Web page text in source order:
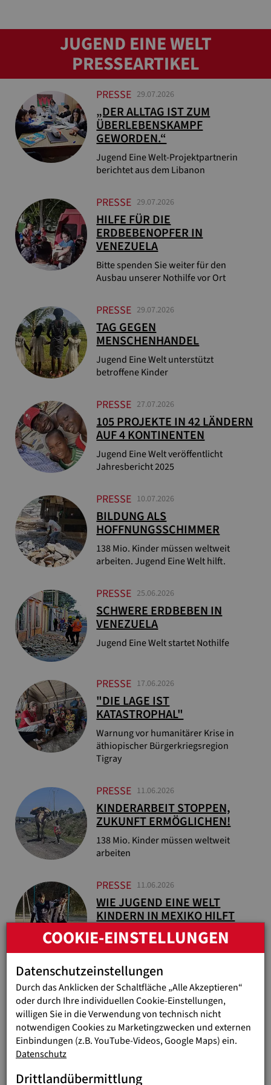
JUGEND EINE WELT
PRESSEARTIKEL
PRESSE 29.07.2026
„DER ALLTAG IST ZUM
ÜBERLEBENSKAMPF
GEWORDEN.“
Jugend Eine Welt-Projektpartnerin
berichtet aus dem Libanon
PRESSE 29.07.2026
HILFE FÜR DIE
ERDBEBENOPFER IN
VENEZUELA
Bitte spenden Sie weiter für den
Ausbau unserer Nothilfe vor Ort
PRESSE 29.07.2026
TAG GEGEN
MENSCHENHANDEL
Jugend Eine Welt unterstützt
betroffene Kinder
PRESSE 27.07.2026
105 PROJEKTE IN 42 LÄNDERN
AUF 4 KONTINENTEN
Jugend Eine Welt veröffentlicht
Jahresbericht 2025
PRESSE 10.07.2026
BILDUNG ALS
HOFFNUNGSSCHIMMER
138 Mio. Kinder müssen weltweit
arbeiten. Jugend Eine Welt hilft.
PRESSE 25.06.2026
SCHWERE ERDBEBEN IN
VENEZUELA
Jugend Eine Welt startet Nothilfe
PRESSE 17.06.2026
"DIE LAGE IST
KATASTROPHAL"
Warnung vor humanitärer Krise in
äthiopischer Bürgerkriegsregion
Tigray
PRESSE 11.06.2026
KINDERARBEIT STOPPEN,
ZUKUNFT ERMÖGLICHEN!
138 Mio. Kinder müssen weltweit
arbeiten
PRESSE 11.06.2026
WIE JUGEND EINE WELT
KINDERN IN MEXIKO HILFT
Fußball-Projekte im Veranstalterland
ermöglichen Bildung und Zukunft
PRESSE 10.06.2026
PHIL GELD. PHIL GUTES.
Jugend Eine Welt unterstützt „Initiative
Philanthropie“
2
COOKIE-EINSTELLUNGEN
Datenschutzeinstellungen
Durch das Anklicken der Schaltfläche „Alle Akzeptieren“
oder durch Ihre individuellen Cookie-Einstellungen,
willigen Sie in die Verwendung von technisch nicht
notwendigen Cookies zu Marketingzwecken und externen
Einbindungen (z.B. YouTube-Videos, Google Maps) ein.
Datenschutz
Drittlandübermittlung